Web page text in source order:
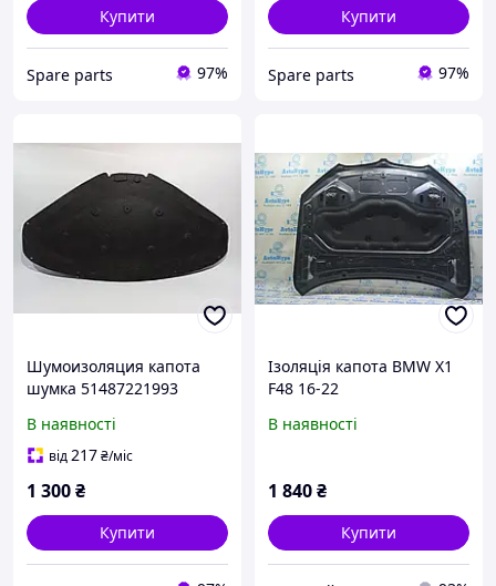
Купити
Spare parts 97%
Купити
Spare parts 97%
Шумоизоляция капота
шумка 51487221993
БМВ 2 Ф22 Ф23 Ф87 2014-
В наявності
від217₴/міс
1 300₴
Купити
Ізоляція капота BMW X1
F48 16-22
В наявності
1 840₴
Купити